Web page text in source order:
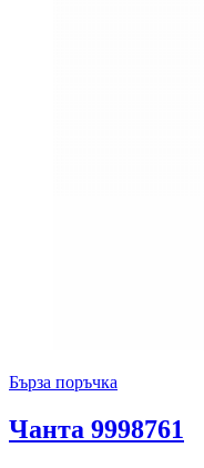
Бърза поръчка
Чанта 9998761